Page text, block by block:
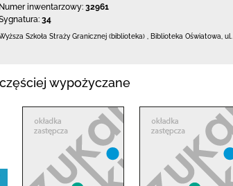
Numer inwentarzowy: 32961
34
Szkoła Straży Granicznej (biblioteka) , Biblioteka Oświatowa,
wypożyczane